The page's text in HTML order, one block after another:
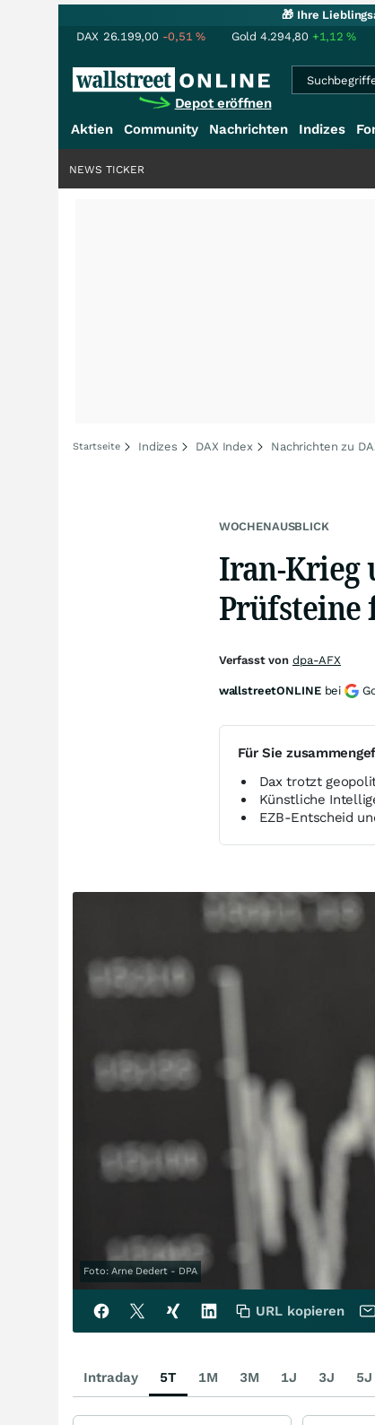
🎁 Ihre
DAX 26.199,00 -0,51% Gold 4.294,80 +1,12%
Depot eröffnen
Aktien Community Nachrichten Indizes
NEWS TICKER
Startseite Indizes DAX Index Nachrichten zu
WOCHENAUSBLICK
Iran-Krieg
Prüfsteine
Für Sie
Dax trotzt
Künstliche
EZB-Entscheid
Foto: Arne Dedert - DPA
Verfasst von dpa-AFX
wallstreetONLINE bei
URL kopieren
Intraday 5T 1M 3M 1J 3J 5J